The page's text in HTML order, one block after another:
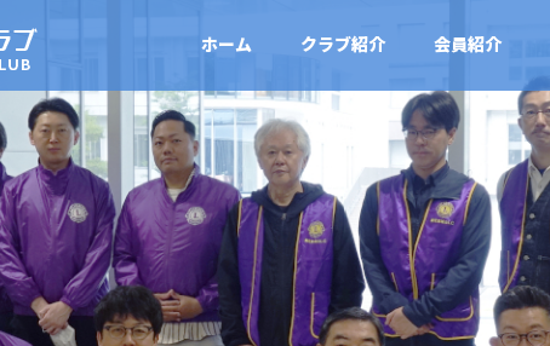
ホーム クラブ紹介 会員紹介